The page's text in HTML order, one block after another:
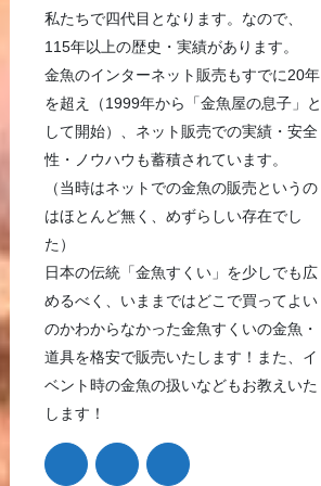
私たちで四代目となります。なので、
115年以上の歴史・実績があります。
金魚のインターネット販売もすでに20年
を超え（1999年から「金魚屋の息子」と
して開始）、ネット販売での実績・安全
性・ノウハウも蓄積されています。
（当時はネットでの金魚の販売というの
はほとんど無く、めずらしい存在でし
た）
日本の伝統「金魚すくい」を少しでも広
めるべく、いままではどこで買ってよい
のかわからなかった金魚すくいの金魚・
道具を格安で販売いたします！また、イ
ベント時の金魚の扱いなどもお教えいた
します！